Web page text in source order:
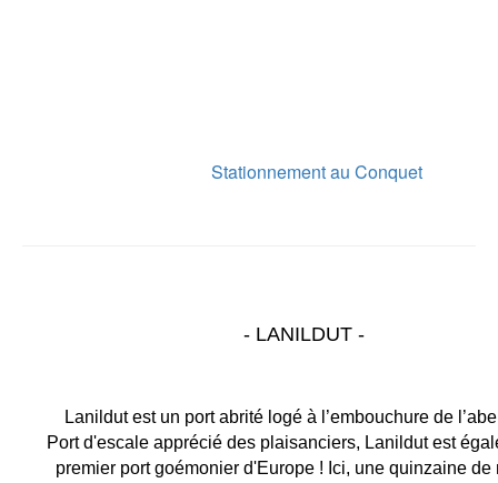
Stationnement au Conquet
- LANILDUT -
Lanildut est un port abrité logé à l’embouchure de
Port d'escale apprécié des plaisanciers, Lanildut est
premier port goémonier d'Europe ! Ici, une quinzaine de